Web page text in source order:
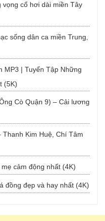
cổ hơi dài miền Tây
sống dân ca miền Trung,
MP3 | Tuyển Tập Những
(5K)
Cò Quận 9) – Cải lương
Kim Huệ, Chí Tâm
cảm động nhất (4K)
đồng đẹp và hay nhất (4K)